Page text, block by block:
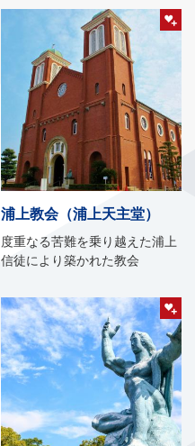
浦上教会（浦上天主堂）
度重なる苦難を乗り越えた浦上
信徒により築かれた教会